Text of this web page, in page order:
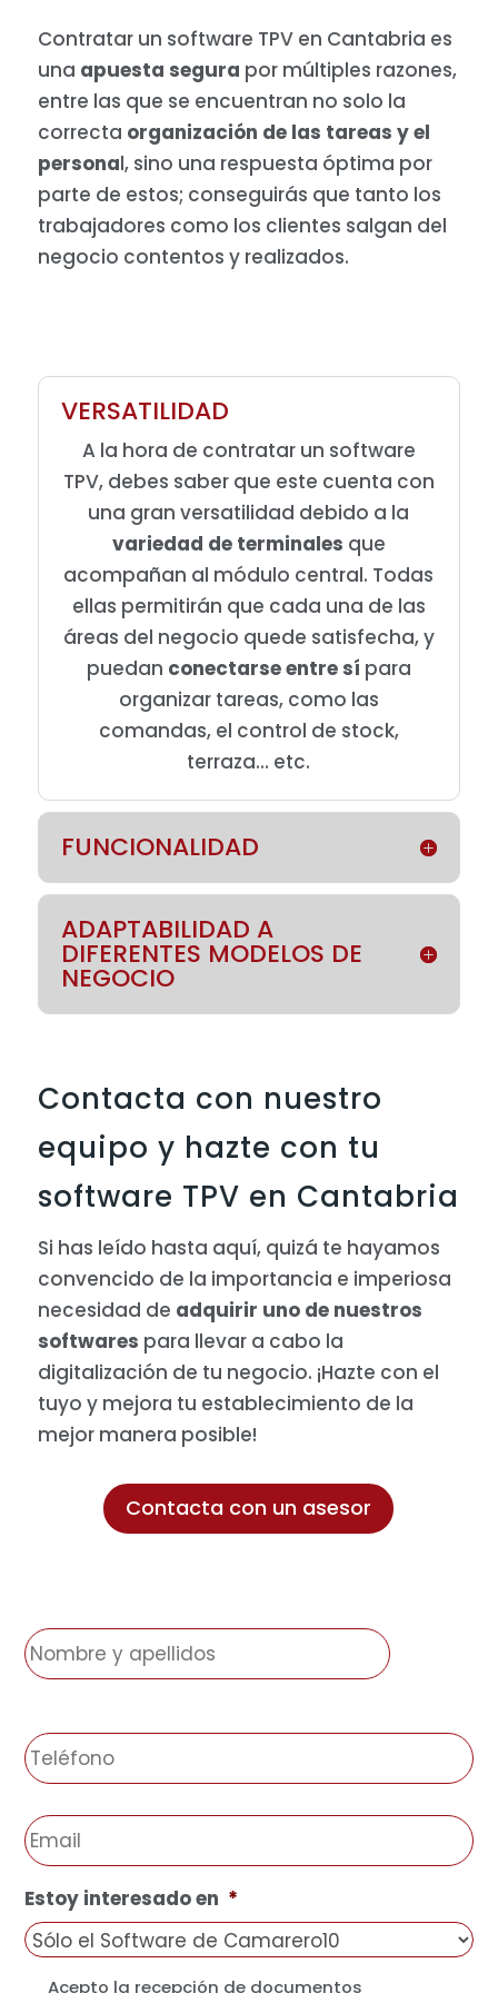
Contratar un software TPV en Cantabria es
una apuesta segura por múltiples razones,
entre las que se encuentran no solo la
correcta organización de las tareas y el
personal, sino una respuesta óptima por
parte de estos; conseguirás que tanto los
trabajadores como los clientes salgan del
negocio contentos y realizados.
VERSATILIDAD
A la hora de contratar un software
TPV, debes saber que este cuenta con
una gran versatilidad debido a la
variedad de terminales que
acompañan al módulo central. Todas
ellas permitirán que cada una de las
áreas del negocio quede satisfecha, y
puedan conectarse entre sí para
organizar tareas, como las
comandas, el control de stock,
terraza… etc.
FUNCIONALIDAD
ADAPTABILIDAD A
DIFERENTES MODELOS DE
NEGOCIO
Contacta con nuestro
equipo y hazte con tu
software TPV en Cantabria
Si has leído hasta aquí, quizá te hayamos
convencido de la importancia e imperiosa
necesidad de adquirir uno de nuestros
softwares para llevar a cabo la
digitalización de tu negocio. ¡Hazte con el
tuyo y mejora tu establecimiento de la
mejor manera posible!
Contacta con un asesor
N
o
m
e
y
p
e
l
i
d
T
e
l
f
o
o
*
E
m
a
i
l
*
Estoy interesado en *
Acepto la recepción de documentos